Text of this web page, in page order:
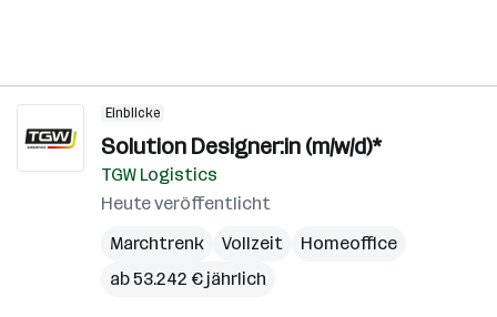
Einblicke
Solution Designer:in (m/w/d)*
TGW Logistics
Heute veröffentlicht
Marchtrenk
Vollzeit
Homeoffice
ab 53.242 € jährlich